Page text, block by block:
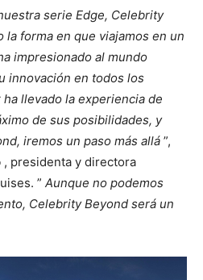
serie Edge, Celebrity
la forma en que viajamos en un
impresionado al mundo
innovación en todos los
llevado la experiencia de
de sus posibilidades, y
iremos un paso más allá ”,
, presidenta y directora
” Aunque no podemos
Celebrity Beyond será un